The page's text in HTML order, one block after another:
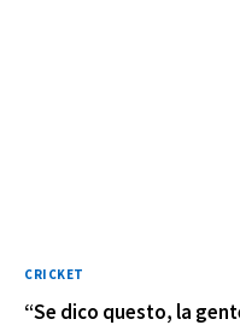
CRICKET
“Se dico questo, la